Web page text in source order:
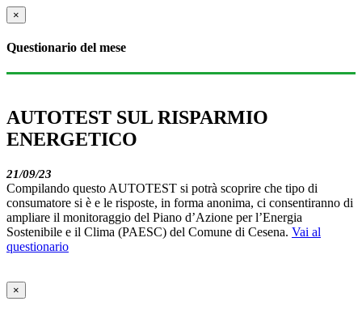
×
Questionario del mese
AUTOTEST SUL RISPARMIO
ENERGETICO
21/09/23
Compilando questo AUTOTEST si potrà scoprire che tipo di
consumatore si è e le risposte, in forma anonima, ci consentiranno di
ampliare il monitoraggio del Piano d’Azione per l’Energia
Sostenibile e il Clima (PAESC) del Comune di Cesena. Vai al
questionario
×